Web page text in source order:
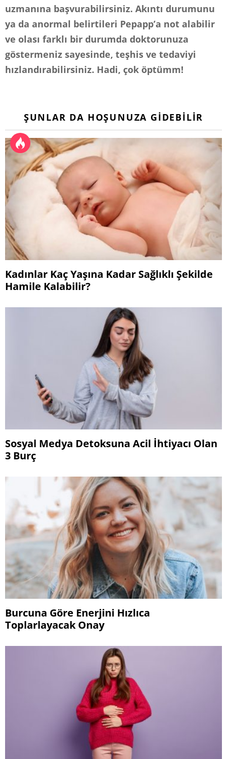
uzmanına başvurabilirsiniz. Akıntı durumunu
ya da anormal belirtileri Pepapp’a not alabilir
ve olası farklı bir durumda doktorunuza
göstermeniz sayesinde, teşhis ve tedaviyi
hızlandırabilirsiniz. Hadi, çok öptümm!
ŞUNLAR DA HOŞUNUZA GIDEBILIR
Kadınlar Kaç Yaşına Kadar Sağlıklı Şekilde
Hamile Kalabilir?
Sosyal Medya Detoksuna Acil İhtiyacı Olan
3 Burç
Burcuna Göre Enerjini Hızlıca
Toplarlayacak Onay